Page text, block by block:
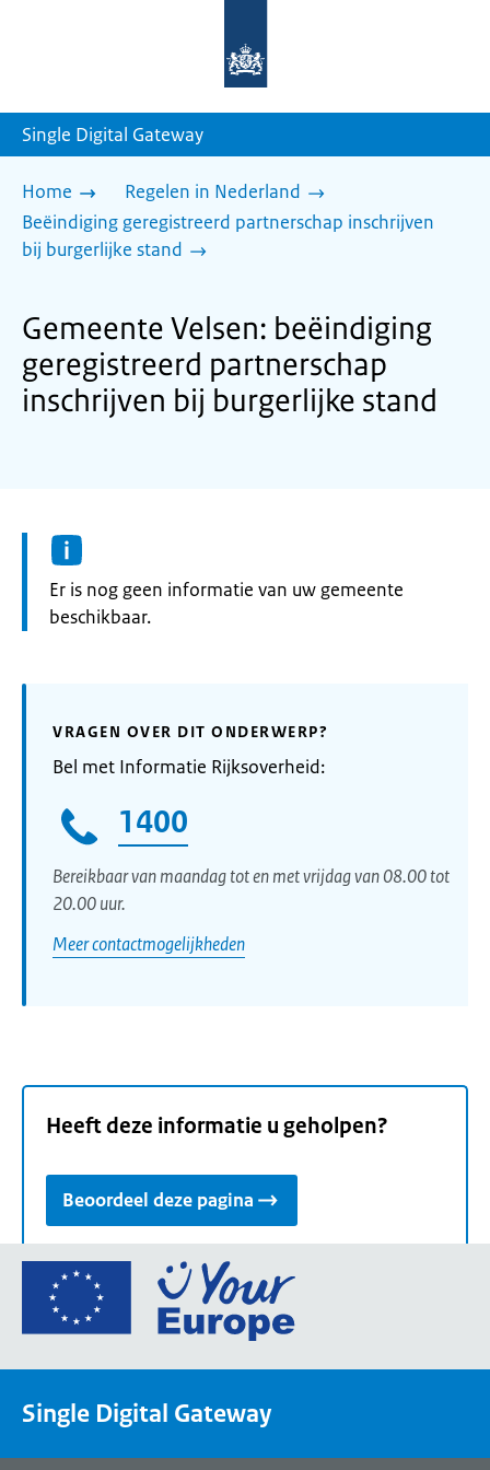
homepage
Single Digital Gateway
Home
Regelen in Nederland
Beëindiging geregistreerd partnerschap inschrijven
bij burgerlijke stand
Gemeente Velsen: beëindiging
geregistreerd partnerschap
inschrijven bij burgerlijke stand
Informatie:
Er is nog geen informatie van uw gemeente
beschikbaar.
VRAGEN OVER DIT ONDERWERP?
Bel met Informatie Rijksoverheid:
1400
Bereikbaar van maandag tot en met vrijdag van 08.00 tot
20.00 uur.
Meer contactmogelijkheden
Heeft deze informatie u geholpen?
Beoordeel deze pagina
Ga
de
een
Single Digital Gateway